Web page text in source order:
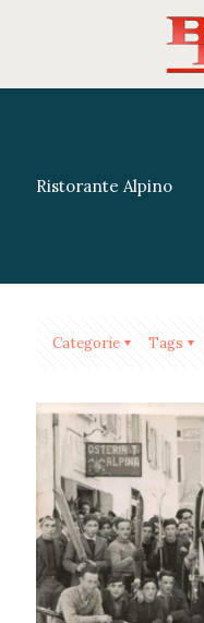
Ristorante Alpino
Categorie Tags